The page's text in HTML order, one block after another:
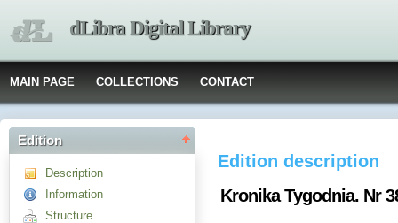
dLibra Digital Library
MAIN PAGE COLLECTIONS CONTACT
Edition
Description
Information
Structure
Edition description
Kronika Tygodnia. Nr